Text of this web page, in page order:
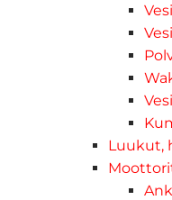
Luukut,